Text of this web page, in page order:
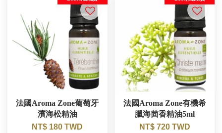
法國Aroma Zone葡萄牙
濱海松精油
NT$ 180 TWD
法國Aroma Zone有機希
臘海茴香精油5ml
NT$ 720 TWD